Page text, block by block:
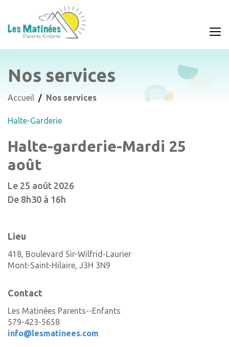
Nos services
Accueil Nos services
Halte-Garderie
Halte-garderie-Mardi 25
août
Le 25 août 2026
De 8h30 à 16h
Lieu
418, Boulevard Sir-Wilfrid-Laurier
Mont-Saint-Hilaire, J3H 3N9
Contact
Les Matinées Parents--Enfants
579-423-5658
info@lesmatinees.com